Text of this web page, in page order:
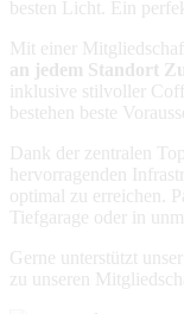
besten Licht. Ein
Mit einer
an jedem Standort
inklusive stilvoller
bestehen beste
Dank der zentralen
hervorragenden
optimal zu erreichen.
Tiefgarage oder in
Gerne unterstützt
zu unseren